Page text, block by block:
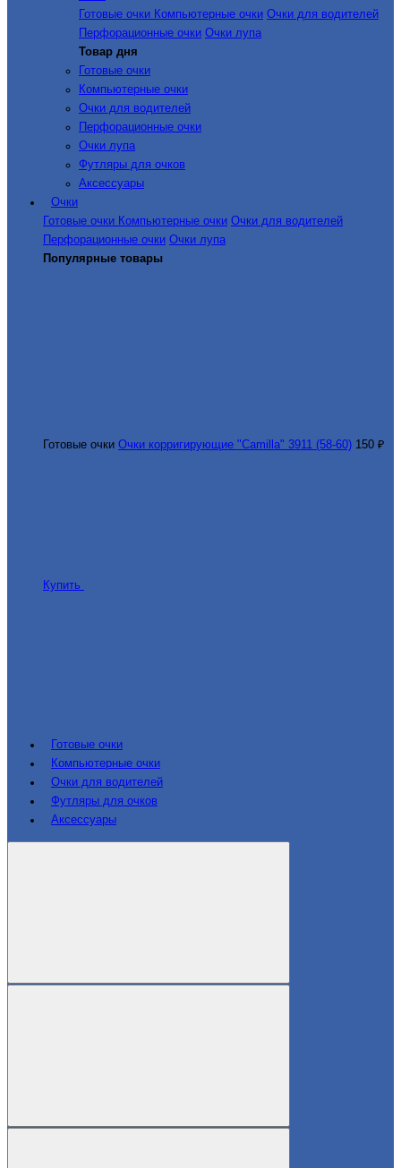
Готовые очки Компьютерные очки Очки для водителей
Перфорационные очки Очки лупа
Товар дня
Готовые очки
Компьютерные очки
Очки для водителей
Перфорационные очки
Очки лупа
Футляры для очков
Аксессуары
Очки
Готовые очки Компьютерные очки Очки для водителей
Перфорационные очки Очки лупа
Популярные товары
Готовые очки Очки корригирующие "Camilla" 3911 (58-60) 150 ₽
Купить
Готовые очки
Компьютерные очки
Очки для водителей
Футляры для очков
Аксессуары